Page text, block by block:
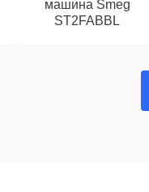
машина Smeg
ST2FABBL